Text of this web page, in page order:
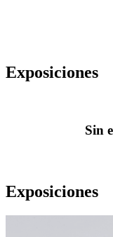
Exposiciones
Sin
Exposiciones